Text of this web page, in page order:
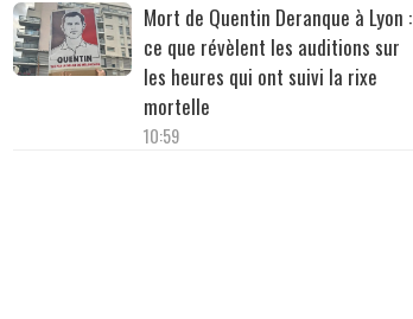
Mort de Quentin Deranque à Lyon :
ce que révèlent les auditions sur
les heures qui ont suivi la rixe
mortelle
10:59